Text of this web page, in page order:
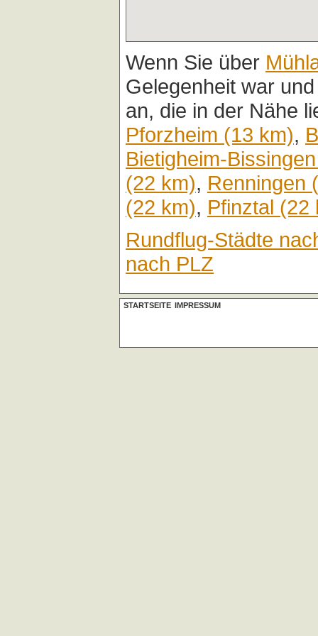
Wenn Sie über
Gelegenheit war
an, die in der Nähe
Pforzheim (13 km),
Bietigheim-
(22 km), Renningen
(22 km), Pfinztal (22
Rundflug-Städte
nach PLZ
STARTSEITE IMPRESSUM